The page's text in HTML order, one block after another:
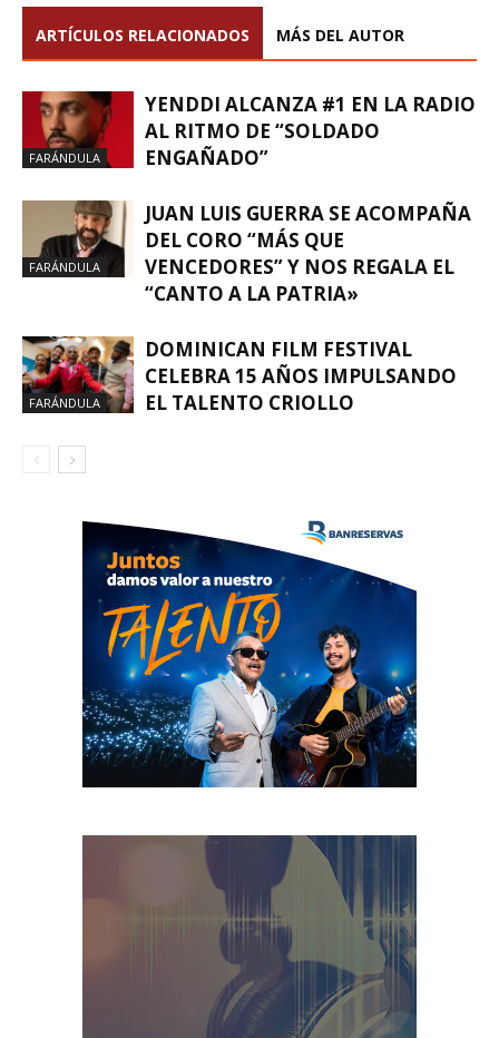
ARTÍCULOS RELACIONADOS MÁS DEL AUTOR
FARÁNDULA
YENDDI ALCANZA #1 EN LA RADIO
AL RITMO DE “SOLDADO
ENGAÑADO”
FARÁNDULA
JUAN LUIS GUERRA SE ACOMPAÑA
DEL CORO “MÁS QUE
VENCEDORES” Y NOS REGALA EL
“CANTO A LA PATRIA»
FARÁNDULA
DOMINICAN FILM FESTIVAL
CELEBRA 15 AÑOS IMPULSANDO
EL TALENTO CRIOLLO